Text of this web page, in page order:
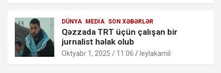
DÜNYA MEDIA SON XƏBƏRLƏR
Qəzzada TRT üçün çalışan bir
jurnalist həlak olub
Oktyabr 1, 2025 / 11:06 leylakamil